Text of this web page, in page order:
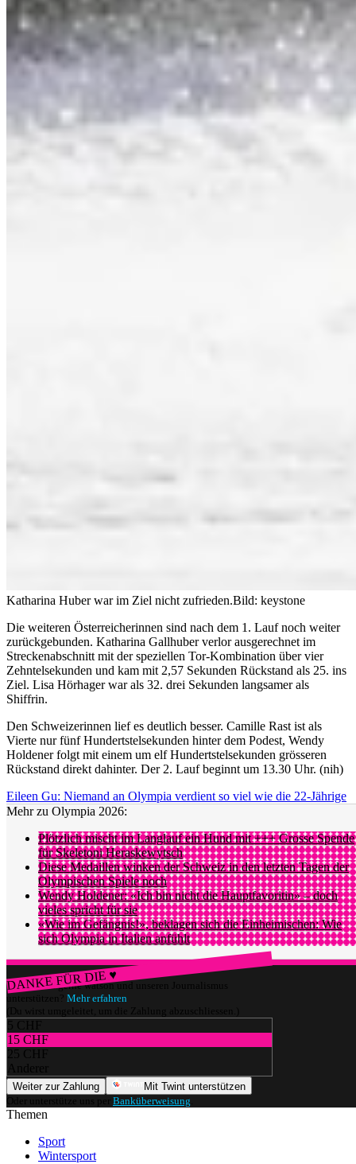
Katharina Huber war im Ziel nicht zufrieden.Bild: keystone
Die weiteren Österreicherinnen sind nach dem 1. Lauf noch weiter
zurückgebunden. Katharina Gallhuber verlor ausgerechnet im
Streckenabschnitt mit der speziellen Tor-Kombination über vier
Zehntelsekunden und kam mit 2,57 Sekunden Rückstand als 25. ins
Ziel. Lisa Hörhager war als 32. drei Sekunden langsamer als
Shiffrin.
Den Schweizerinnen lief es deutlich besser. Camille Rast ist als
Vierte nur fünf Hundertstelsekunden hinter dem Podest, Wendy
Holdener folgt mit einem um elf Hundertstelsekunden grösseren
Rückstand direkt dahinter. Der 2. Lauf beginnt um 13.30 Uhr. (nih)
Eileen Gu: Niemand an Olympia verdient so viel wie die 22-Jährige
Mehr zu Olympia 2026:
Plötzlich mischt im Langlauf ein Hund mit +++ Grosse Spende
für Skeletoni Heraskewytsch
Diese Medaillen winken der Schweiz in den letzten Tagen der
Olympischen Spiele noch
Wendy Holdener: «Ich bin nicht die Hauptfavoritin» – doch
vieles spricht für sie
«Wie im Gefängnis!», beklagen sich die Einheimischen: Wie
sich Olympia in Italien anfühlt
DANKE FÜR DIE ♥
Würdest du gerne watson und unseren Journalismus
unterstützen? Mehr erfahren
(Du wirst umgeleitet, um die Zahlung abzuschliessen.)
5 CHF
15 CHF
25 CHF
Anderer
Weiter zur Zahlung
Mit Twint unterstützen
Oder unterstütze uns per Banküberweisung
Themen
Sport
Wintersport